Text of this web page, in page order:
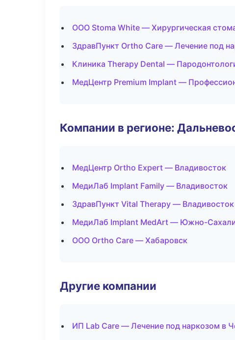
ООО Stoma White — Хирургическая
ЗдравПункт Ortho Care — Лечение под
Клиника Therapy Dental —
МедЦентр Premium Implant —
Компании в регионе:
МедЦентр Ortho Expert — Владивосток
МедиЛаб Implant Family — Владивосток
ЗдравПункт Vital Therapy — Владивосток
МедиЛаб Implant MedArt — Южно-
ООО Ortho Care — Хабаровск
Другие компании
ИП Lab Care — Лечение под наркозом в